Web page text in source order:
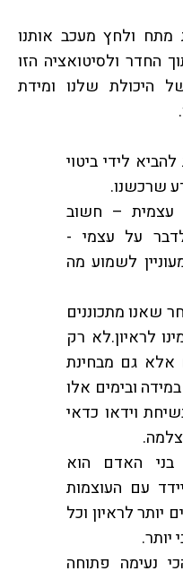
מתח ולחץ מעכב אותנו
החדר ולסיטואציה הזו
היכולת שלנו ומידת
לידי ביטוי
שרכשנו.
עצמית – חשוב
על עצמי -
לשמוע מה
שאנו מתכוננים
לראיון.לא רק
אלא גם מבחינת
ובימים אלו
וידאו כדאי
האדם הוא
עם העוצמות
יותר לראיון וכל
יותר.
נעימה פתוחה